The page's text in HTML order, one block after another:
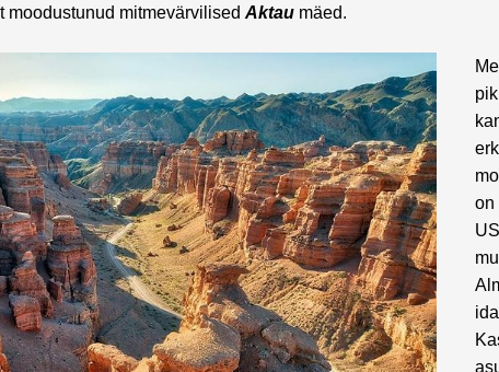
moodustunud mitmevärvilised Aktaumäed.
on